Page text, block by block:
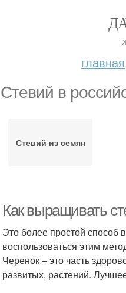
главная
Стевий в
Стевий из семян
Как выращивать
Это более простой способ
воспользоваться этим
Черенок – это часть
развитых, растений.